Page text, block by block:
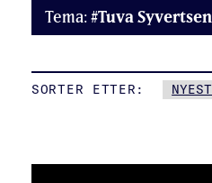
Tema:#Tuva Syvertsen
SORTER ETTER: